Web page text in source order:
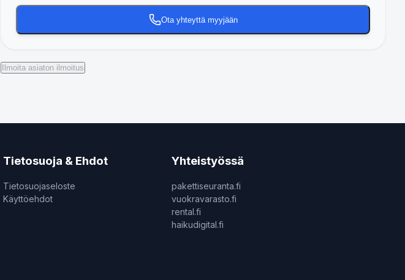
Ota yhteyttä myyjään
Ilmoita asiaton ilmoitus
Tietosuoja & Ehdot
Tietosuojaseloste
Käyttöehdot
Yhteistyössä
pakettiseuranta.fi
vuokravarasto.fi
rental.fi
haikudigital.fi